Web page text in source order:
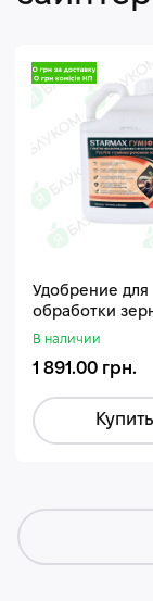
Удобрение для
обработки
Стармакс
В наличии
1 891.00 грн.
Купить